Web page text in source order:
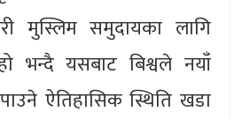
मुस्लिम समुदायका लागि
भन्दै यसबाट बिश्वले नयाँ
ऐतिहासिक स्थिति खडा